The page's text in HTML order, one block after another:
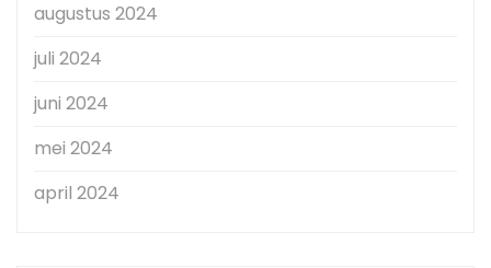
augustus 2024
juli 2024
juni 2024
mei 2024
april 2024